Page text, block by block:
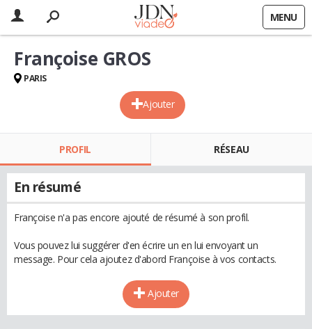
MENU
Ajouter
Françoise GROS
PARIS
PROFIL RÉSEAU
En résumé
Françoise n'a pas encore ajouté de résumé à son profil.
Vous pouvez lui suggérer d'en écrire un en lui envoyant un
message. Pour cela ajoutez d'abord Françoise à vos contacts.
Ajouter